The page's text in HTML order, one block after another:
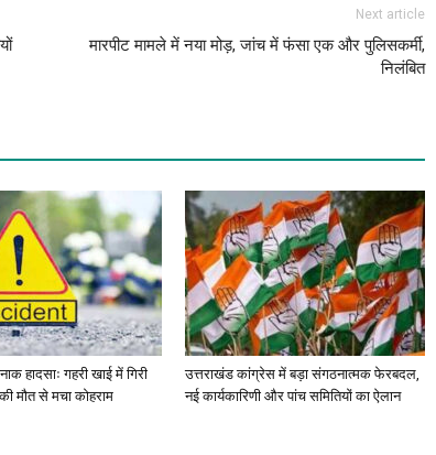
Next article
मारपीट मामले में नया मोड़, जांच में फंसा एक और पुलिसकर्मी,
निलंबित
हादसाः गहरी खाई में गिरी
मौत से मचा कोहराम
उत्तराखंड कांग्रेस में बड़ा संगठनात्मक फेरबदल,
नई कार्यकारिणी और पांच समितियों का ऐलान